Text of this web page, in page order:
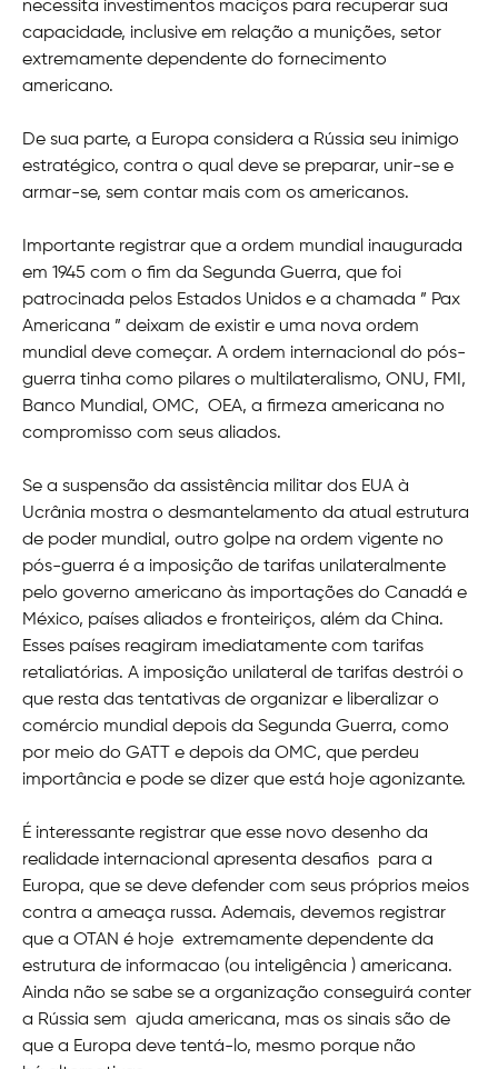
necessita investimentos maciços para recuperar sua
capacidade, inclusive em relação a munições, setor
extremamente dependente do fornecimento
americano.
De sua parte, a Europa considera a Rússia seu inimigo
estratégico, contra o qual deve se preparar, unir-se e
armar-se, sem contar mais com os americanos.
Importante registrar que a ordem mundial inaugurada
em 1945 com o fim da Segunda Guerra, que foi
patrocinada pelos Estados Unidos e a chamada ” Pax
Americana ” deixam de existir e uma nova ordem
mundial deve começar. A ordem internacional do pós-
guerra tinha como pilares o multilateralismo, ONU, FMI,
Banco Mundial, OMC, OEA, a firmeza americana no
compromisso com seus aliados.
Se a suspensão da assistência militar dos EUA à
Ucrânia mostra o desmantelamento da atual estrutura
de poder mundial, outro golpe na ordem vigente no
pós-guerra é a imposição de tarifas unilateralmente
pelo governo americano às importações do Canadá e
México, países aliados e fronteiriços, além da China.
Esses países reagiram imediatamente com tarifas
retaliatórias. A imposição unilateral de tarifas destrói o
que resta das tentativas de organizar e liberalizar o
comércio mundial depois da Segunda Guerra, como
por meio do GATT e depois da OMC, que perdeu
importância e pode se dizer que está hoje agonizante.
É interessante registrar que esse novo desenho da
realidade internacional apresenta desafios para a
Europa, que se deve defender com seus próprios meios
contra a ameaça russa. Ademais, devemos registrar
que a OTAN é hoje extremamente dependente da
estrutura de informacao (ou inteligência ) americana.
Ainda não se sabe se a organização conseguirá conter
a Rússia sem ajuda americana, mas os sinais são de
que a Europa deve tentá-lo, mesmo porque não